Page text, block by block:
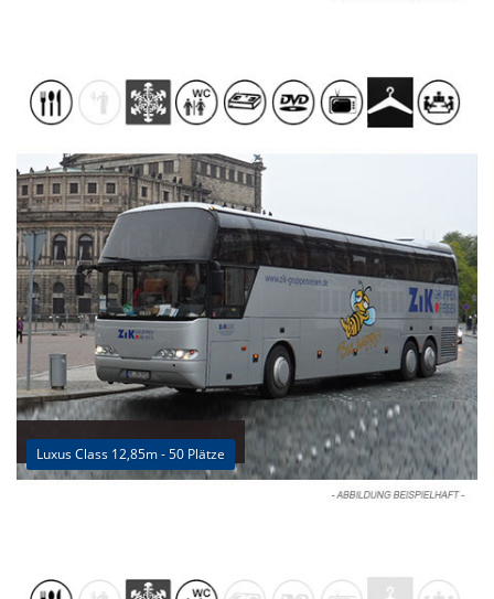
Luxus Class 12,85m - 50 Plätze